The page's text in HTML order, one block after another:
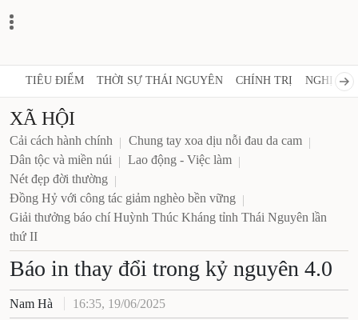
TIÊU ĐIỂM THỜI SỰ THÁI NGUYÊN CHÍNH TRỊ NGHỊ
XÃ HỘI
Cải cách hành chính
Chung tay xoa dịu nỗi đau da cam
Dân tộc và miền núi
Lao động - Việc làm
Nét đẹp đời thường
Đồng Hỷ với công tác giảm nghèo bền vững
Giải thưởng báo chí Huỳnh Thúc Kháng tỉnh Thái Nguyên lần
thứ II
Báo in thay đổi trong kỷ nguyên 4.0
Nam Hà 16:35, 19/06/2025